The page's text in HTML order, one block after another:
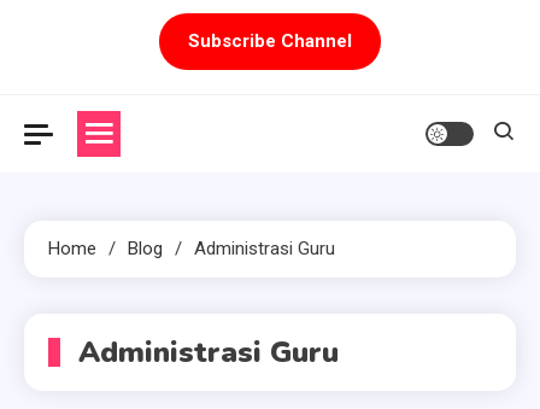
Subscribe Channel
Home Blog Administrasi Guru
Administrasi Guru